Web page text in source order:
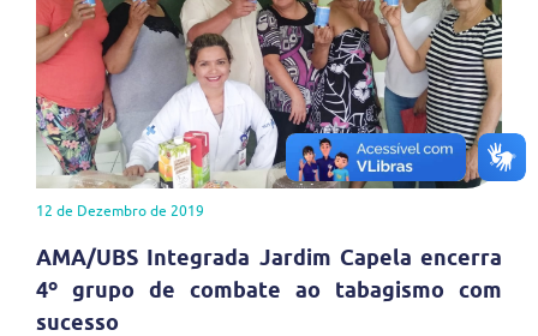
12 de Dezembro de 2019
AMA/UBS Integrada Jardim Capela encerra
4º grupo de combate ao tabagismo com
sucesso